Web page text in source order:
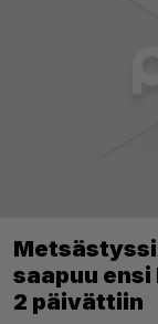
saapuu ensi
2 päivättiin